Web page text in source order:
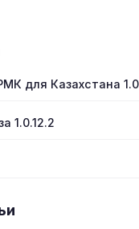
для Казахстана
1.0.12.2